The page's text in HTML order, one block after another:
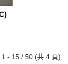
1 - 15 / 50 (共 4 頁)